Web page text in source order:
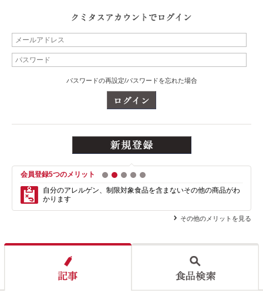
パスワードの再設定/パスワードを忘れた場合
会員登録5つのメリット 1 2 3 4
自分のアレルゲン、制限対象食品を含まないその他の商品がわ
かります
その他のメリットを見る